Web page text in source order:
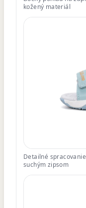
kožený materiál
Detailné
suchým zipsom